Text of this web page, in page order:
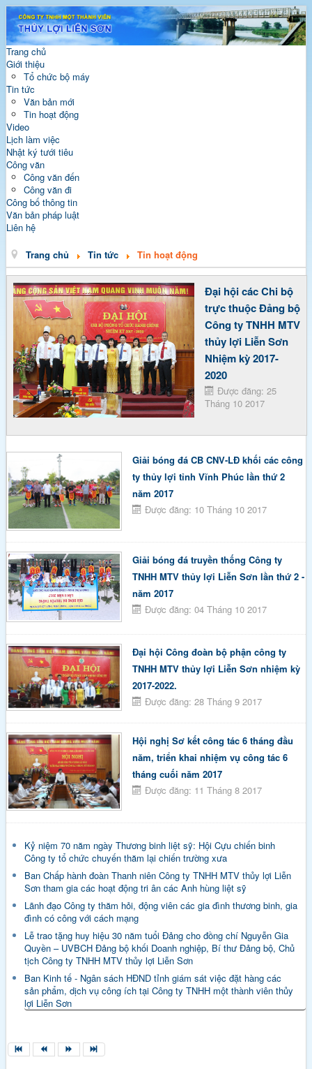
Trang chủ
Giới thiệu
Tổ chức bộ máy
Tin tức
Văn bản mới
Tin hoạt động
Video
Lịch làm việc
Nhật ký tưới tiêu
Công văn
Công văn đến
Công văn đi
Công bố thông tin
Văn bản pháp luật
Liên hệ
Trang chủ Tin tức Tin hoạt động
Đại hội các Chi bộ
trực thuộc Đảng bộ
Công ty TNHH MTV
thủy lợi Liễn Sơn
Nhiệm kỳ 2017-
2020
Được đăng: 25
Tháng 10 2017
Giải bóng đá CB CNV-LĐ khối các công
ty thủy lợi tỉnh Vĩnh Phúc lần thứ 2
năm 2017
Được đăng: 10 Tháng 10 2017
Giải bóng đá truyền thống Công ty
TNHH MTV thủy lợi Liễn Sơn lần thứ 2 -
năm 2017
Được đăng: 04 Tháng 10 2017
Đại hội Công đoàn bộ phận công ty
TNHH MTV thủy lợi Liễn Sơn nhiệm kỳ
2017-2022.
Được đăng: 28 Tháng 9 2017
Hội nghị Sơ kết công tác 6 tháng đầu
năm, triển khai nhiệm vụ công tác 6
tháng cuối năm 2017
Được đăng: 11 Tháng 8 2017
Kỷ niệm 70 năm ngày Thương binh liệt sỹ: Hội Cựu chiến binh
Công ty tổ chức chuyến thăm lại chiến trường xưa
Ban Chấp hành đoàn Thanh niên Công ty TNHH MTV thủy lợi Liễn
Sơn tham gia các hoạt động tri ân các Anh hùng liệt sỹ
Lãnh đạo Công ty thăm hỏi, động viên các gia đình thương binh, gia
đình có công với cách mạng
Lễ trao tặng huy hiệu 30 năm tuổi Đảng cho đồng chí Nguyễn Gia
Quyền – UVBCH Đảng bộ khối Doanh nghiệp, Bí thư Đảng bộ, Chủ
tịch Công ty TNHH MTV thủy lợi Liễn Sơn
Ban Kinh tế - Ngân sách HĐND tỉnh giám sát việc đặt hàng các
sản phẩm, dịch vụ công ích tại Công ty TNHH một thành viên thủy
lợi Liễn Sơn